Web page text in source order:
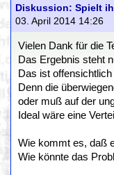
Diskussion: Spielt
03. April 2014 14:26
Vielen Dank für die
Das Ergebnis steht
Das ist
Denn die
oder muß auf der
Ideal wäre eine
Wie kommt es, daß
Wie könnte das